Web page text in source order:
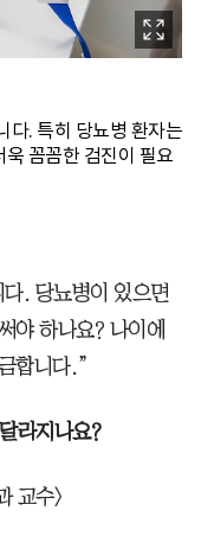
다. 특히 당뇨병 환자는
꼼꼼한 검진이 필요
. 당뇨병이 있으면
야 하나요? 나이에
합니다.”
라지나요?
교수>